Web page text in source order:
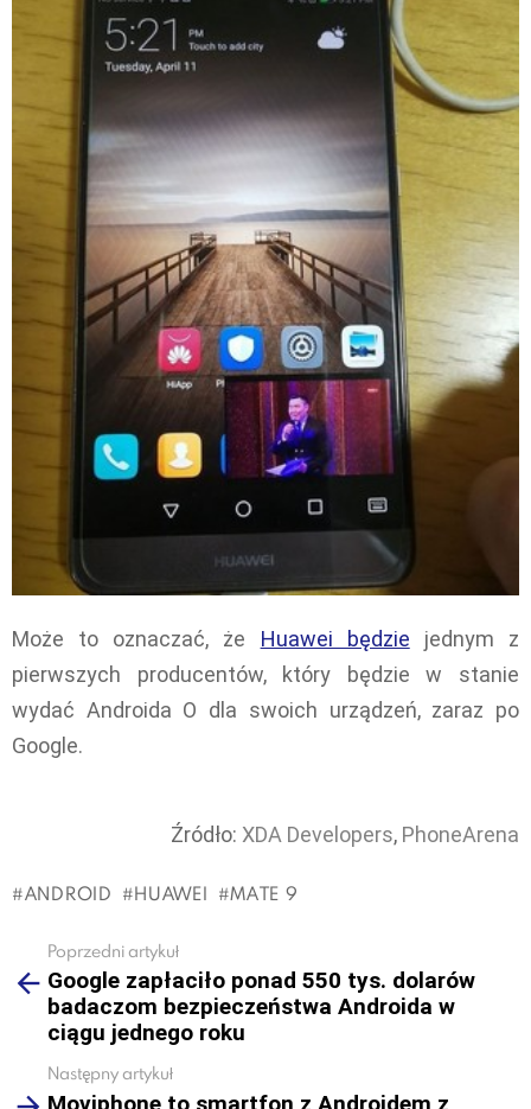
Może to oznaczać, że Huawei będzie jednym z
pierwszych producentów, który będzie w stanie
wydać Androida O dla swoich urządzeń, zaraz po
Google.
Źródło: XDA Developers, PhoneArena
ANDROID HUAWEI MATE 9
more
Poprzedni artykuł
Google zapłaciło ponad 550 tys. dolarów
badaczom bezpieczeństwa Androida w
ciągu jednego roku
Następny artykuł